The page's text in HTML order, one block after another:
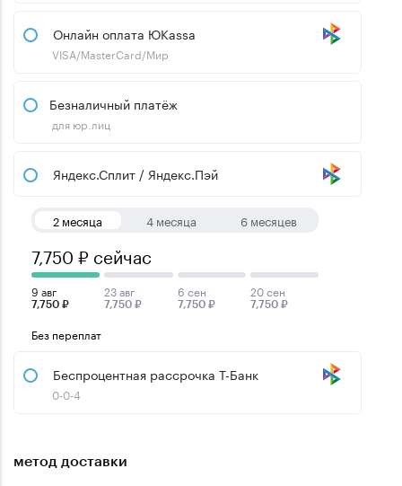
Онлайн оплата ЮKassa
VISA/MasterCard/Мир
Безналичный платёж
для юр.лиц
Яндекс.Сплит / Яндекс.Пэй
2 месяца 4 месяца 6 месяцев
7,750 ₽ сейчас
9 авг
7,750 ₽
23 авг
7,750 ₽
6 сен
7,750 ₽
20 сен
7,750 ₽
Без переплат
Беспроцентная рассрочка Т-Банк
0-0-4
метод доставки